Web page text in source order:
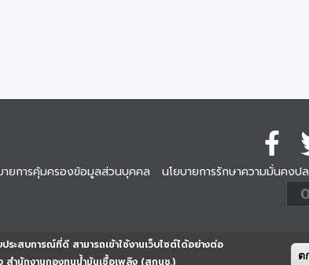
ะสบการณ์ที่ดี สามารถเข้าใช้งานเว็บไซต์ได้อย่างต่อ
สำนักงานกองทุนน้ำมันเชื้อเพลิง (สกนช.)
ต
ายการคุ้มครองข้อมูลส่วนบุคคล นโยบายการรักษาความมั่นคงป
0